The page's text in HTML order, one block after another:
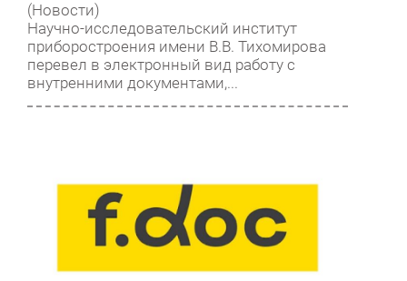
(Новости)
Научно-исследовательский институт
приборостроения имени В.В. Тихомирова
перевел в электронный вид работу с
внутренними документами,...